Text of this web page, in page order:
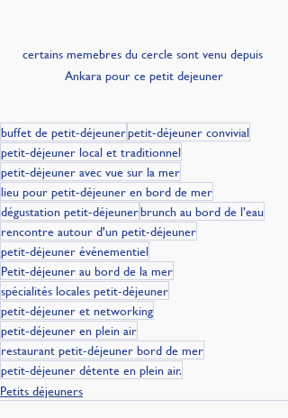
certains memebres du cercle sont venu depuis
Ankara pour ce petit dejeuner
buffet de petit-déjeunerpetit-déjeuner convivial
petit-déjeuner local et traditionnel
petit-déjeuner avec vue sur la mer
lieu pour petit-déjeuner en bord de mer
dégustation petit-déjeunerbrunch au bord de l’eau
rencontre autour d'un petit-déjeuner
petit-déjeuner événementiel
Petit-déjeuner au bord de la mer
spécialités locales petit-déjeuner
petit-déjeuner et networking
petit-déjeuner en plein air
restaurant petit-déjeuner bord de mer
petit-déjeuner détente en plein air.
Petits déjeuners